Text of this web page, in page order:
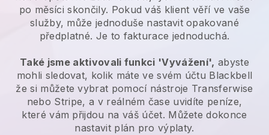
po měsíci skončily. Pokud váš klient věří ve vaše
služby, může jednoduše nastavit opakované
předplatné. Je to fakturace jednoduchá.
Také jsme aktivovali funkci 'Vyvážení', abyste
mohli sledovat, kolik máte ve svém účtu Blackbell
že si můžete vybrat pomocí nástroje Transferwise
nebo Stripe, a v reálném čase uvidíte peníze,
které vám přijdou na váš účet. Můžete dokonce
nastavit plán pro výplaty.